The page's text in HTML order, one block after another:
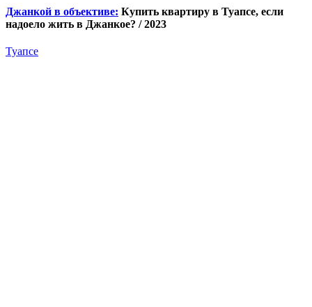
Джанкой в объективе: Купить квартиру в Туапсе, если
надоело жить в Джанкое? / 2023
Туапсе